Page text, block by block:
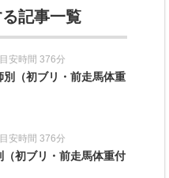
記事一覧
目安時間 376分
（初ブリ・前走馬体重
目安時間 376分
初ブリ・前走馬体重付